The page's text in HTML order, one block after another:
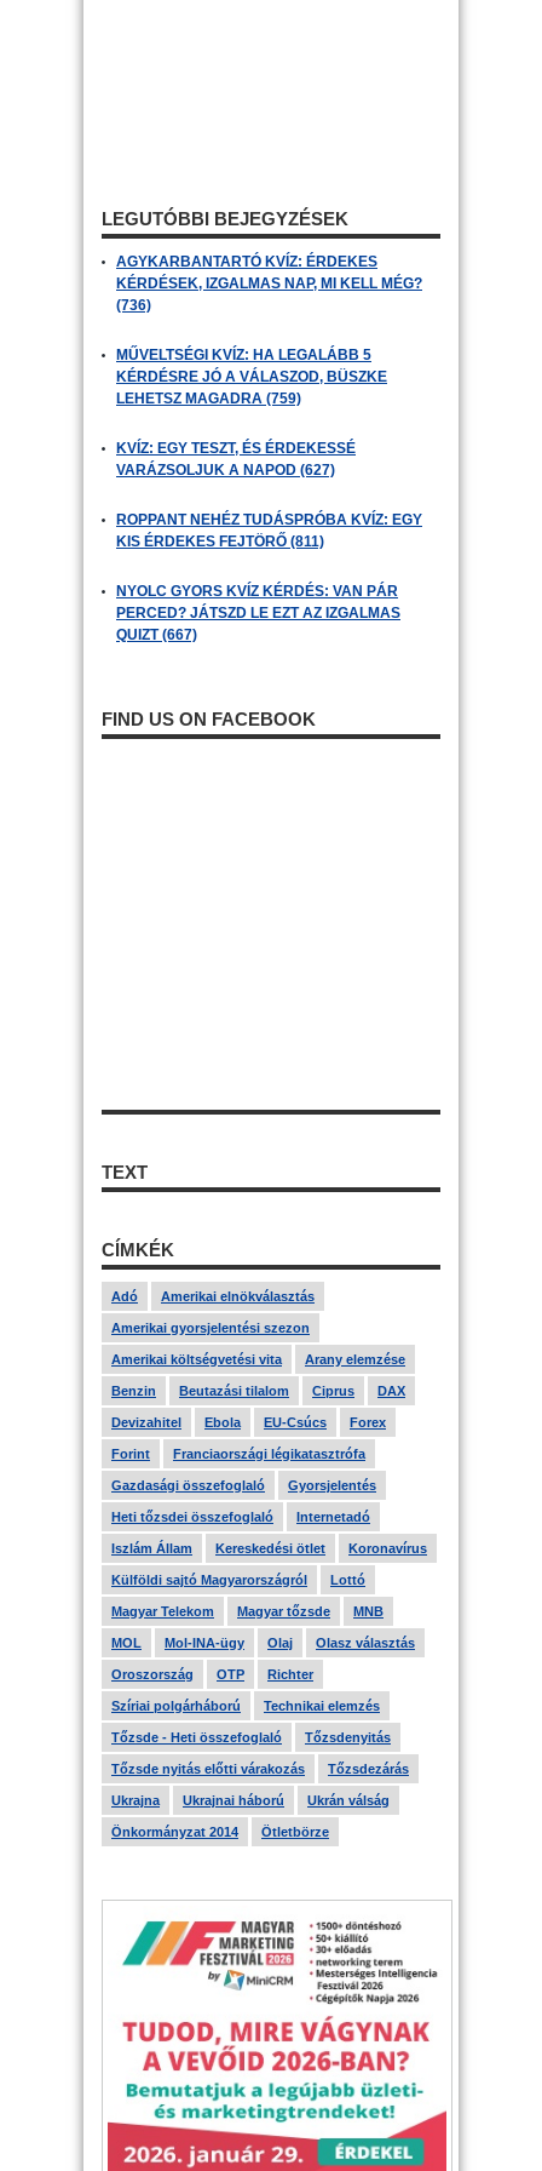
LEGUTÓBBI BEJEGYZÉSEK
AGYKARBANTARTÓ KVÍZ: ÉRDEKES
KÉRDÉSEK, IZGALMAS NAP, MI KELL MÉG?
(736)
MŰVELTSÉGI KVÍZ: HA LEGALÁBB 5
KÉRDÉSRE JÓ A VÁLASZOD, BÜSZKE
LEHETSZ MAGADRA (759)
KVÍZ: EGY TESZT, ÉS ÉRDEKESSÉ
VARÁZSOLJUK A NAPOD (627)
ROPPANT NEHÉZ TUDÁSPRÓBA KVÍZ: EGY
KIS ÉRDEKES FEJTÖRŐ (811)
NYOLC GYORS KVÍZ KÉRDÉS: VAN PÁR
PERCED? JÁTSZD LE EZT AZ IZGALMAS
QUIZT (667)
FIND US ON FACEBOOK
TEXT
CÍMKÉK
Adó Amerikai elnökválasztás
Amerikai gyorsjelentési szezon
Amerikai költségvetési vita Arany elemzése
Benzin Beutazási tilalom Ciprus DAX
Devizahitel Ebola EU-Csúcs Forex
Forint Franciaországi légikatasztrófa
Gazdasági összefoglaló Gyorsjelentés
Heti tőzsdei összefoglaló Internetadó
Iszlám Állam Kereskedési ötlet Koronavírus
Külföldi sajtó Magyarországról Lottó
Magyar Telekom Magyar tőzsde MNB
MOL Mol-INA-ügy Olaj Olasz választás
Oroszország OTP Richter
Szíriai polgárháború Technikai elemzés
Tőzsde - Heti összefoglaló Tőzsdenyitás
Tőzsde nyitás előtti várakozás Tőzsdezárás
Ukrajna Ukrajnai háború Ukrán válság
Önkormányzat 2014 Ötletbörze